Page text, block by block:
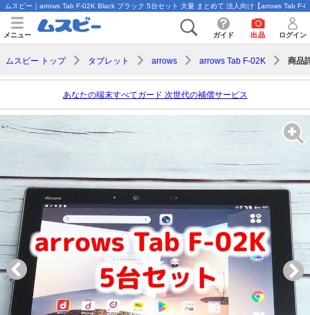
ムスビー｜arrows Tab F-02K Black ブラック 5台セット 大量 まとめて 法人向け【arrows Tab F-
メニュー ガイド 出品 ログイン
ムスビー トップ タブレット arrows arrows Tab F-02K 商品
あなたの端末すべてガード 次世代の補償サービス